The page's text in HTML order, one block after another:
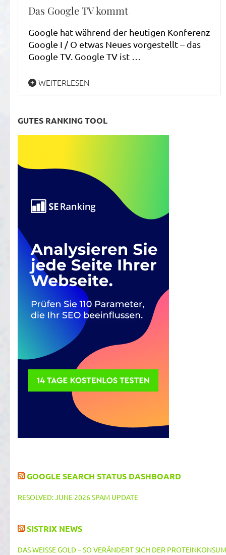
Das Google TV kommt
Google hat während der heutigen Konferenz
Google I / O etwas Neues vorgestellt – das
Google TV. Google TV ist …
WEITERLESEN
GUTES RANKING TOOL
GOOGLE SEARCH STATUS DASHBOARD
RESOLVED: JUNE 2026 SPAM UPDATE
SISTRIX NEWS
DAS WEISSE GOLD – SO VERÄNDERT SICH DER PROTEINKONSUM O